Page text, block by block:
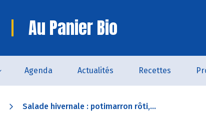
Au Panier Bio
Agenda Actualités Recettes
Salade hivernale : potimarron rôti,...